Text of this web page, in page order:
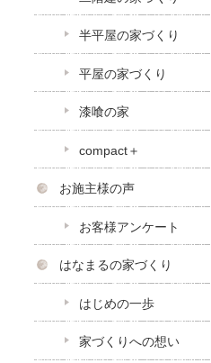
半平屋の家づくり
平屋の家づくり
漆喰の家
compact＋
お施主様の声
お客様アンケート
はなまるの家づくり
はじめの一歩
家づくりへの想い